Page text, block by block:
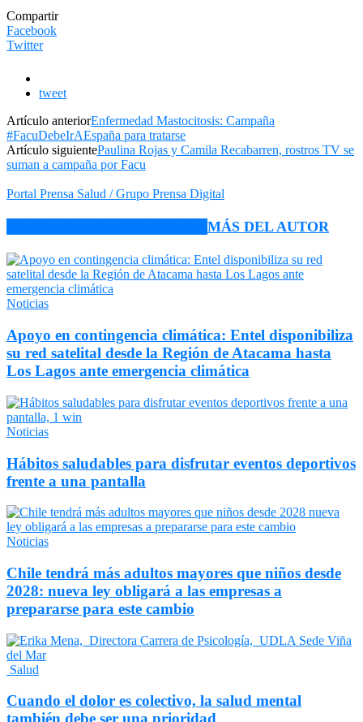
Compartir
Facebook
Twitter
tweet
Artículo anteriorEnfermedad Mastocitosis: Campaña
#FacuDebeIrAEspaña para tratarse
Artículo siguientePaulina Rojas y Camila Recabarren, rostros TV se
suman a campaña por Facu
Portal Prensa Salud / Grupo Prensa Digital
MÁS DEL AUTOR
Noticias
Apoyo en contingencia climática: Entel disponibiliza
su red satelital desde la Región de Atacama hasta
Los Lagos ante emergencia climática
Noticias
Hábitos saludables para disfrutar eventos deportivos
frente a una pantalla
Noticias
Chile tendrá más adultos mayores que niños desde
2028: nueva ley obligará a las empresas a
prepararse para este cambio
Salud
Cuando el dolor es colectivo, la salud mental